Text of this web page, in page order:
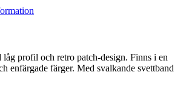
låg profil och retro patch-design. Finns i en
enfärgade färger. Med svalkande svettband